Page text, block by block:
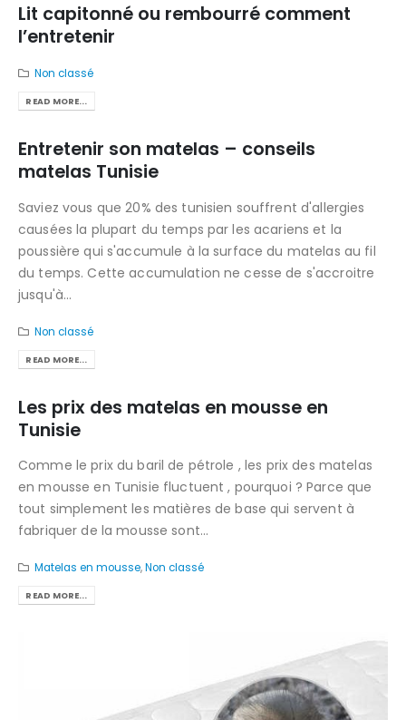
Lit capitonné ou rembourré comment
l’entretenir
Non classé
READ MORE...
Entretenir son matelas – conseils
matelas Tunisie
Saviez vous que 20% des tunisien souffrent d'allergies
causées la plupart du temps par les acariens et la
poussière qui s'accumule à la surface du matelas au fil
du temps. Cette accumulation ne cesse de s'accroitre
jusqu'à...
Non classé
READ MORE...
Les prix des matelas en mousse en
Tunisie
Comme le prix du baril de pétrole , les prix des matelas
en mousse en Tunisie fluctuent , pourquoi ? Parce que
tout simplement les matières de base qui servent à
fabriquer de la mousse sont...
Matelas en mousse,Non classé
READ MORE...